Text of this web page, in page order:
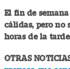
El fin de
cálidas, pero no
horas de la
OTRAS